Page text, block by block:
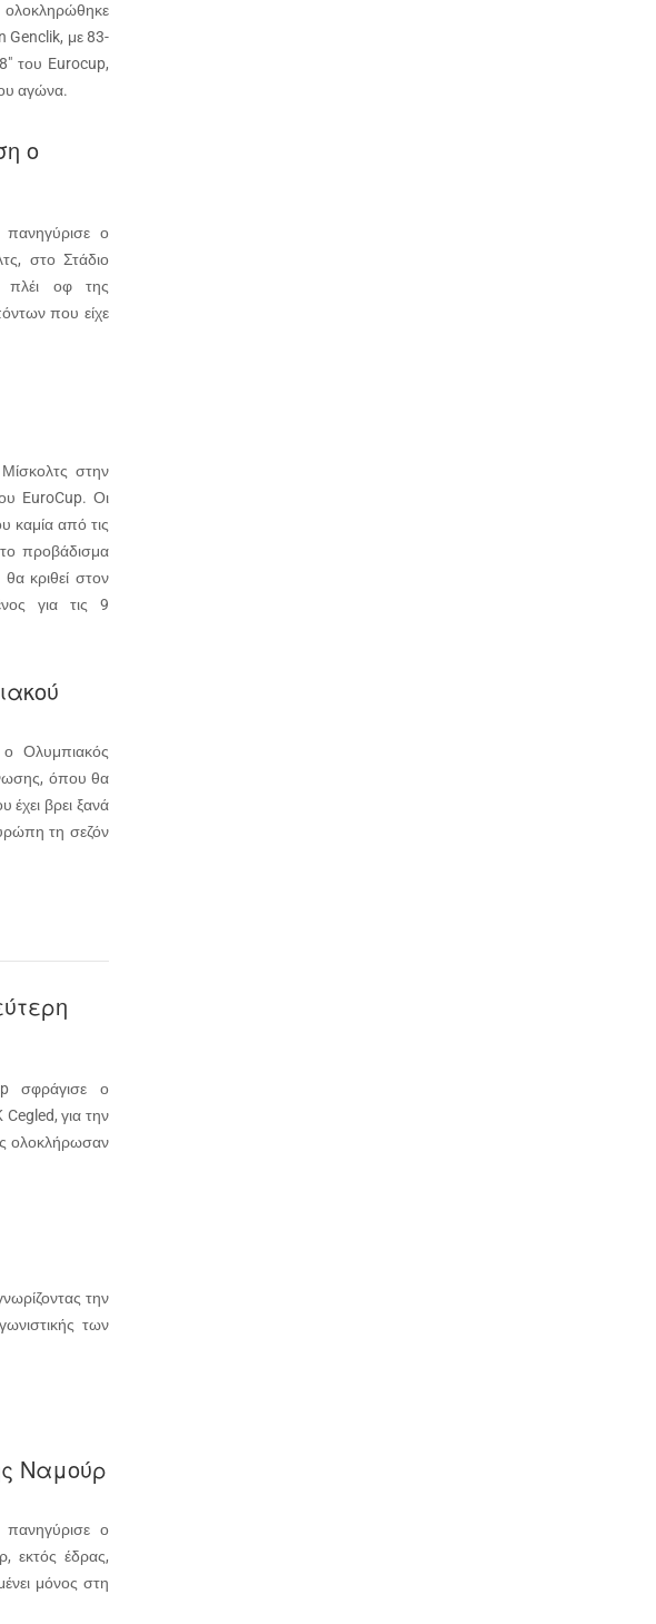
Genclik, με 83-
του Eurocup,
αγώνα.
ο
ο
στο Στάδιο
πλέι οφ της
που είχε
στην
EuroCup. Οι
καμία από τις
προβάδισμα
κριθεί στον
για τις 9
Ολυμπιακός
όπου θα
βρει ξανά
τη σεζόν
σφράγισε ο
για την
ολοκλήρωσαν
την
των
Ναμούρ
ο
εκτός έδρας,
μόνος στη